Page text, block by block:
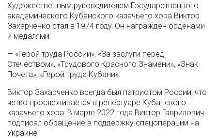
Художественным руководителем Государственного
академического Кубанского казачьего хора Виктор
Захарченко стал в 1974 году. Он награждён орденами
и медалями:
— «Герой труда России», «За заслуги перед
Отечеством», «Трудового Красного Знамени», «Знак
Почета», «Герой труда Кубани».
Виктор Захарченко всегда был патриотом России, что
четко прослеживается в репертуаре Кубанского
казачьего хора. В марте 2022 года Виктор Гаврилович
подписал обращение в поддержку спецоперации на
Украине.